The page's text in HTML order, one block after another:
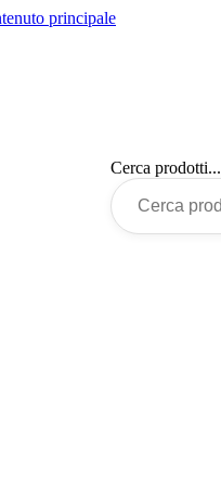
principale
Cerca prodotti...